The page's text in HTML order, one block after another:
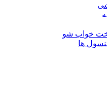
خواب شو
ها